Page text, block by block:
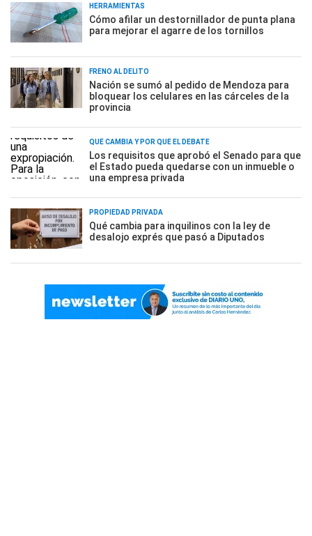
HERRAMIENTAS
Cómo afilar un destornillador de punta plana
para mejorar el agarre de los tornillos
FRENO AL DELITO
Nación se sumó al pedido de Mendoza para
bloquear los celulares en las cárceles de la
provincia
QUÉ CAMBIA Y POR QUÉ EL DEBATE
Los requisitos que aprobó el Senado para que
el Estado pueda quedarse con un inmueble o
una empresa privada
PROPIEDAD PRIVADA
Qué cambia para inquilinos con la ley de
desalojo exprés que pasó a Diputados